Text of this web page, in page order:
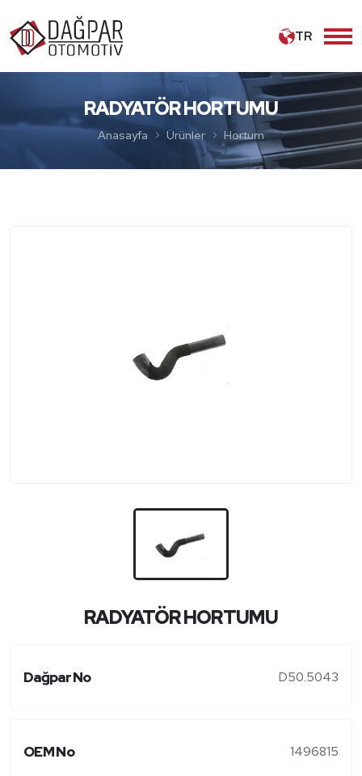
TR
RADYATÖR HORTUMU
Anasayfa Ürünler Hortum
RADYATÖR HORTUMU
Dağpar No D50.5043
OEM No 1496815